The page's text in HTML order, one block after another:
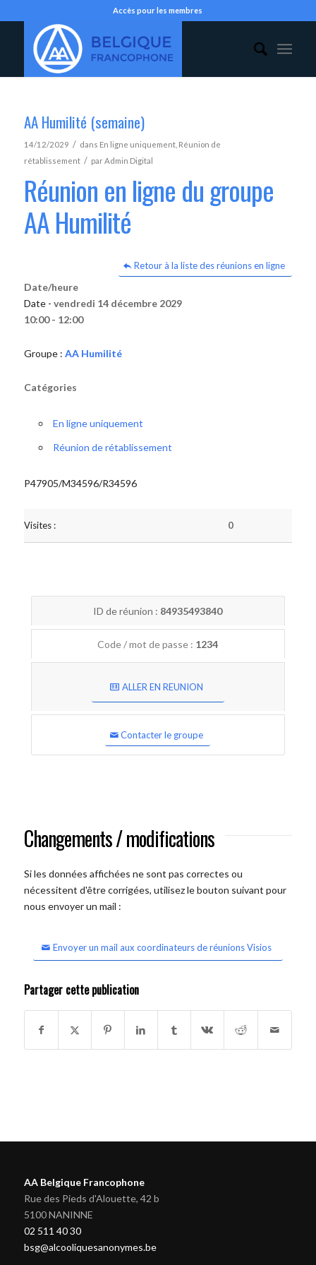
Accès pour les membres
AA Humilité (semaine)
14/12/2029 / dans En ligne uniquement, Réunion de
rétablissement / parAdmin Digital
Réunion en ligne du groupe
AA Humilité
Retour à la liste des réunions en ligne
Date/heure
Date - vendredi 14 décembre 2029
10:00 - 12:00
Groupe : AA Humilité
Catégories
En ligne uniquement
Réunion de rétablissement
P47905/M34596/R34596
Visites : 0
ID de réunion : 84935493840
Code / mot de passe : 1234
ALLER EN REUNION
Contacter le groupe
Changements / modifications
Si les données affichées ne sont pas correctes ou
nécessitent d'être corrigées, utilisez le bouton suivant pour
nous envoyer un mail :
Envoyer un mail aux coordinateurs de réunions Visios
Partager cette publication
AA Belgique Francophone
Rue des Pieds d'Alouette, 42 b
5100 NANINNE
02 511 40 30
bsg@alcooliquesanonymes.be